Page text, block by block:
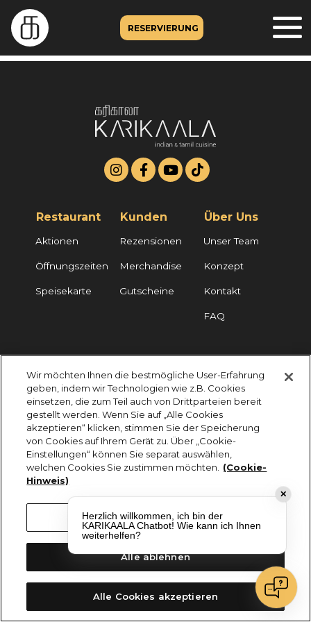
RESERVIERUNG
Restaurant
Aktionen
Öffnungszeiten
Speisekarte
Kunden
Rezensionen
Merchandise
Gutscheine
Über Uns
Unser Team
Konzept
Kontakt
FAQ
KARIKAALA ©2026 - Saily Food Service GmbH
Alle Rechte vorbehalten
✕
Herzlich willkommen, ich bin der
KARIKAALA Chatbot! Wie kann ich Ihnen
weiterhelfen?
Wir möchten Ihnen die bestmögliche User-Erfahrung
geben, indem wir Technologien wie z.B. Cookies
einsetzen, die zum Teil auch von Drittparteien bereit
gestellt werden. Wenn Sie auf „Alle Cookies
akzeptieren“ klicken, stimmen Sie der Speicherung
von Cookies auf Ihrem Gerät zu. Über „Cookie-
Einstellungen“ können Sie separat auswählen,
welchen Cookies Sie zustimmen möchten.
(Cookie-
Hinweis)
Cookie-Einstellungen
Alle ablehnen
Alle Cookies akzeptieren